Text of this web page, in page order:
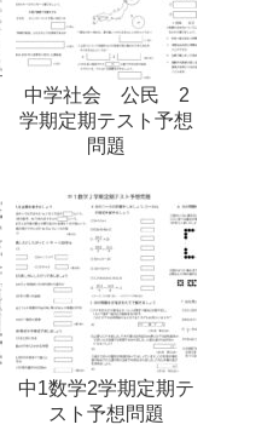
中学社会 公民 2
学期定期テスト予想
問題
中1数学2学期定期テ
スト予想問題